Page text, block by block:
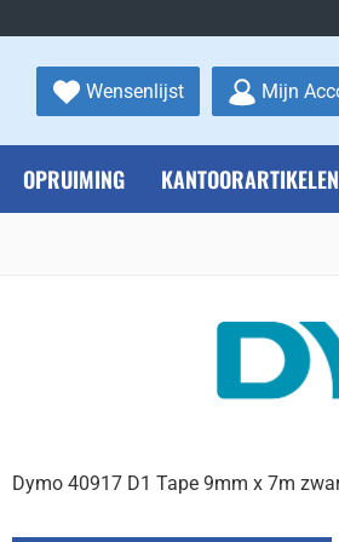
WensenlijstJe hebt 0 items
Mijn
OPRUIMING KANTOORARTIKELEN
Dymo 40917 D1 Tape 9mm x 7m